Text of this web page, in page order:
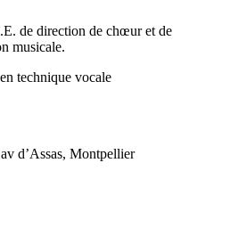
de direction de chœur et de
musicale.
technique vocale
d’Assas, Montpellier